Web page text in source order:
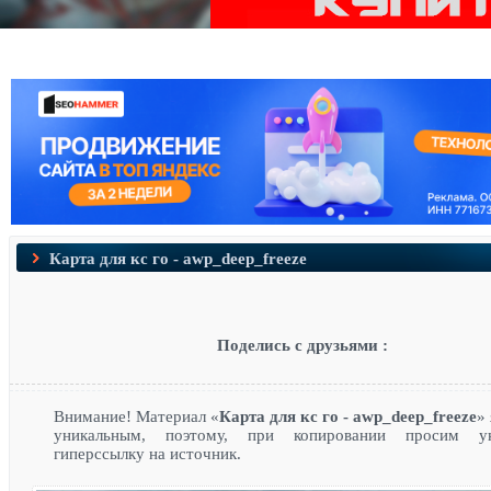
Карта для кс го - awp_deep_freeze
Поделись с друзьями :
Внимание! Материал «Карта для кс го - awp_deep_freeze»
уникальным, поэтому, при копировании просим
гиперссылку на источник.